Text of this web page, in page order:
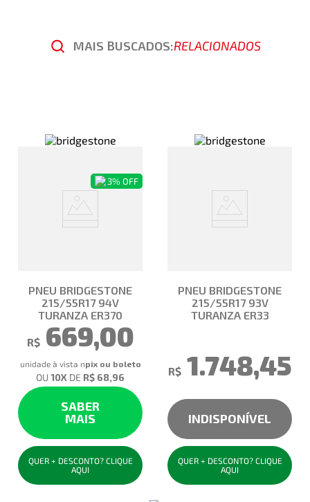
MAIS BUSCADOS:RELACIONADOS
3% OFF
PNEU BRIDGESTONE
215/55R17 94V
TURANZA ER370
R$ 669,00
unidade à vista no pix
OU10X DE R$ 68,96
SABER
MAIS
QUER + DESCONTO? CLIQUE
AQUI
PNEU BRIDGESTONE
215/55R17 93V
TURANZA ER33
R$ 1.748,45
INDISPONÍVEL
QUER + DESCONTO? CLIQUE
AQUI